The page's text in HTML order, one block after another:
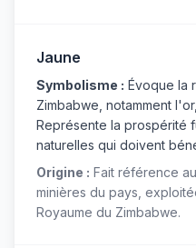
Jaune
Symbolisme : Évoque la
Zimbabwe, notamment
Représente la prospérité
naturelles qui doivent
Origine : Fait référence
minières du pays,
Royaume du Zimbabwe.